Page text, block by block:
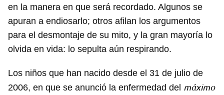
en la manera en que será recordado. Algunos se
apuran a endiosarlo; otros afilan los argumentos
para el desmontaje de su mito, y la gran mayoría lo
olvida en vida: lo sepulta aún respirando.
Los niños que han nacido desde el 31 de julio de
2006, en que se anunció la enfermedad del máximo